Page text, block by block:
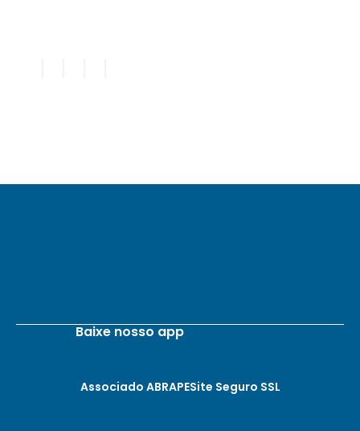
Baixe nosso app
Associado ABRAPESite Seguro SSL